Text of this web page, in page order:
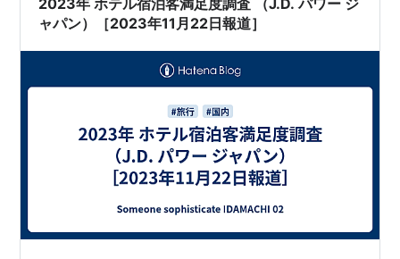
2023年 ホテル宿泊客満足度調査 （J.D. パワー ジ
ャパン）［2023年11月22日報道］